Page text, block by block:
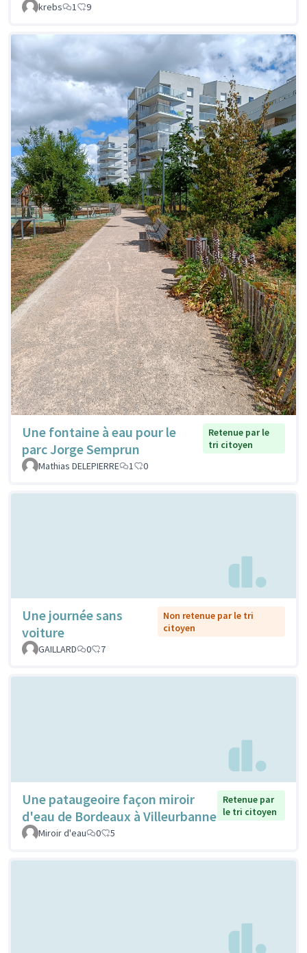
krebs
1 9
Une fontaine à eau pour le
parc Jorge Semprun
Retenue par le
tri citoyen
Mathias DELEPIERRE
1 0
Une journée sans
voiture
Non retenue par le tri
citoyen
GAILLARD
0 7
Une pataugeoire façon miroir
d'eau de Bordeaux à Villeurbanne
Retenue par
le tri citoyen
Miroir d'eau
0 5